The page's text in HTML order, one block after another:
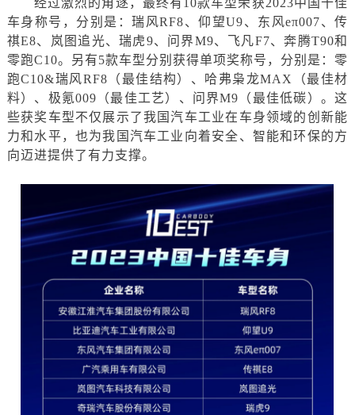
经过激烈的角逐，最终有10款车型荣获2023中国十佳
车身称号，分别是：瑞风RF8、仰望U9、东风eπ007、传
祺E8、岚图追光、瑞虎9、问界M9、飞凡F7、奔腾T90和
零跑C10。另有5款车型分别获得单项奖称号，分别是：零
跑C10&瑞风RF8（最佳结构）、哈弗枭龙MAX（最佳材
料）、极氪009（最佳工艺）、问界M9（最佳低碳）。这
些获奖车型不仅展示了我国汽车工业在车身领域的创新能
力和水平，也为我国汽车工业向着安全、智能和环保的方
向迈进提供了有力支撑。